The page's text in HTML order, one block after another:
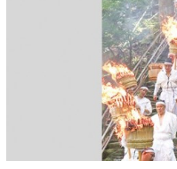
22 23
29 30